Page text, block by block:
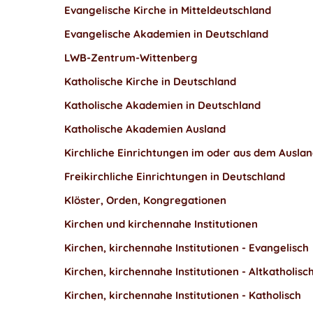
Evangelische Kirche in Mitteldeutschland
Evangelische Akademien in Deutschland
LWB-Zentrum-Wittenberg
Katholische Kirche in Deutschland
Katholische Akademien in Deutschland
Katholische Akademien Ausland
Kirchliche Einrichtungen im oder aus dem
Freikirchliche Einrichtungen in Deutschland
Klöster, Orden, Kongregationen
Kirchen und kirchennahe Institutionen
Kirchen, kirchennahe Institutionen - Evangelisch
Kirchen, kirchennahe Institutionen -
Kirchen, kirchennahe Institutionen - Katholisch